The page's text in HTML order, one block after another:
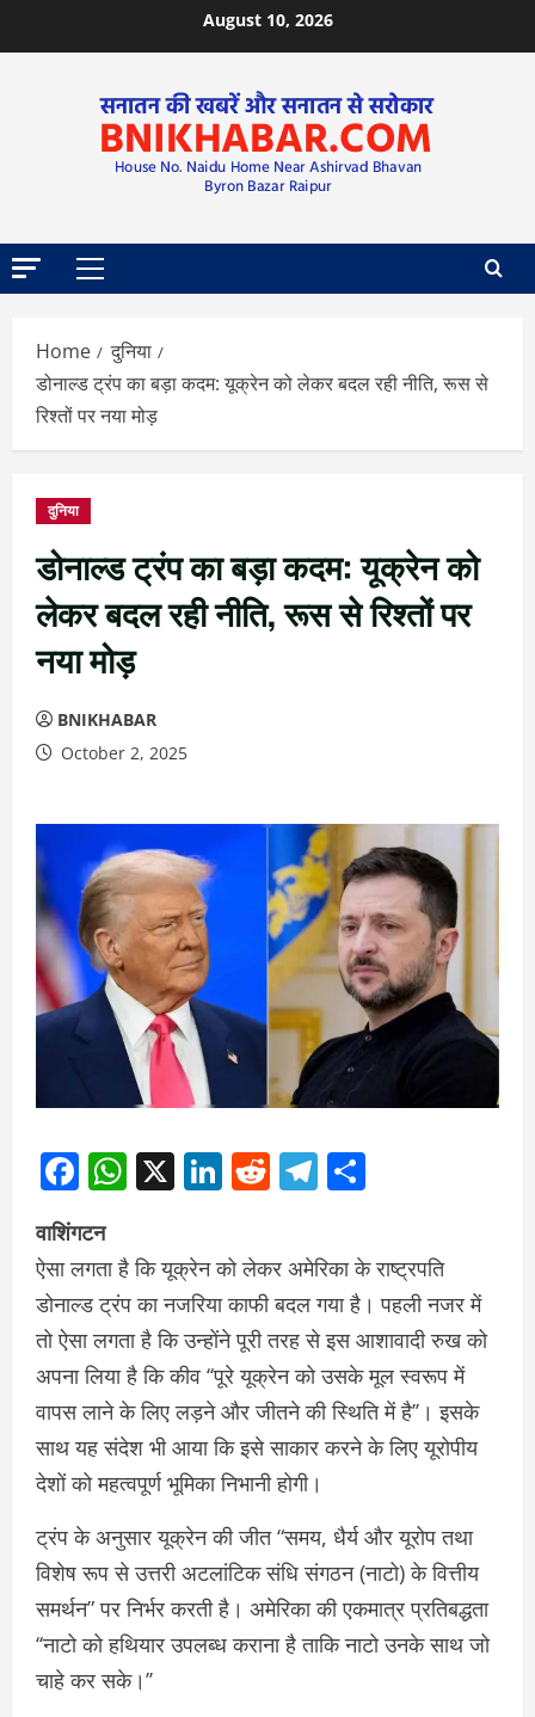
August 10, 2026
Home
दुनिया
डोनाल्ड ट्रंप का बड़ा कदम: यूक्रेन को लेकर बदल रही नीति, रूस से
रिश्तों पर नया मोड़
दुनिया
डोनाल्ड ट्रंप का बड़ा कदम: यूक्रेन को
लेकर बदल रही नीति, रूस से रिश्तों पर
नया मोड़
BNIKHABAR
October 2, 2025
Facebook
WhatsApp
X LinkedIn
RedditTelegram
वाशिंगटन
ऐसा लगता है कि यूक्रेन को लेकर अमेरिका के राष्ट्रपति
डोनाल्ड ट्रंप का नजरिया काफी बदल गया है। पहली नजर में
तो ऐसा लगता है कि उन्होंने पूरी तरह से इस आशावादी रुख को
अपना लिया है कि कीव ‘‘पूरे यूक्रेन को उसके मूल स्वरूप में
वापस लाने के लिए लड़ने और जीतने की स्थिति में है’’। इसके
साथ यह संदेश भी आया कि इसे साकार करने के लिए यूरोपीय
देशों को महत्वपूर्ण भूमिका निभानी होगी।
ट्रंप के अनुसार यूक्रेन की जीत “समय, धैर्य और यूरोप तथा
विशेष रूप से उत्तरी अटलांटिक संधि संगठन (नाटो) के वित्तीय
समर्थन” पर निर्भर करती है। अमेरिका की एकमात्र प्रतिबद्धता
‘‘नाटो को हथियार उपलब्ध कराना है ताकि नाटो उनके साथ जो
चाहे कर सके।’’